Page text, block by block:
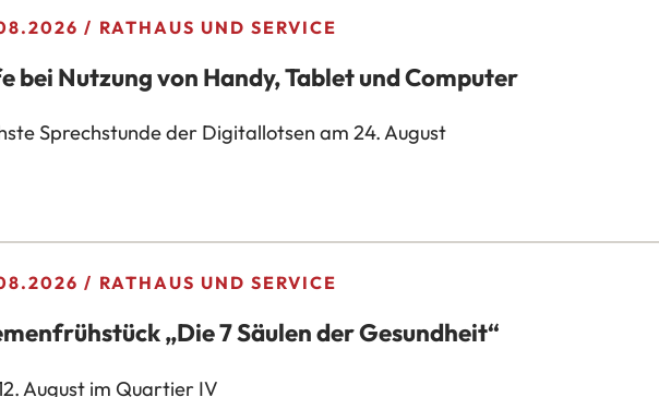
RATHAUS UND SERVICE
bei Nutzung von Handy, Tablet und Computer
Sprechstunde der Digitallotsen am 24. August
RATHAUS UND SERVICE
„Die 7 Säulen der Gesundheit“
August im Quartier IV